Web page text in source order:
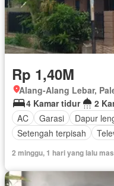
Rp 1,40M
Alang-Alang Lebar,
4 Kamar tidur
2
AC
Garasi Dapur
Setengah terpisah
2 minggu, 1 hari yang lalu